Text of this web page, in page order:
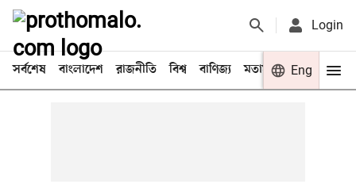
Login
সর্বশেষ বাংলাদেশ রাজনীতি বিশ্ব বাণিজ্য মতামত খেলা
Eng